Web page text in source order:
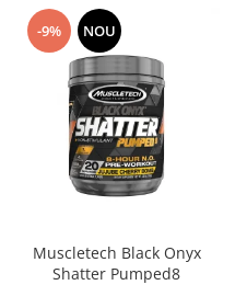
-9% NOU
Muscletech Black Onyx
Shatter Pumped8